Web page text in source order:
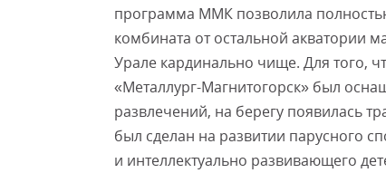
программа ММК позволила
комбината от остальной акватории
Урале кардинально чище. Для того,
«Металлург-Магнитогорск» был
развлечений, на берегу появилась
был сделан на развитии парусного
и интеллектуально развивающего